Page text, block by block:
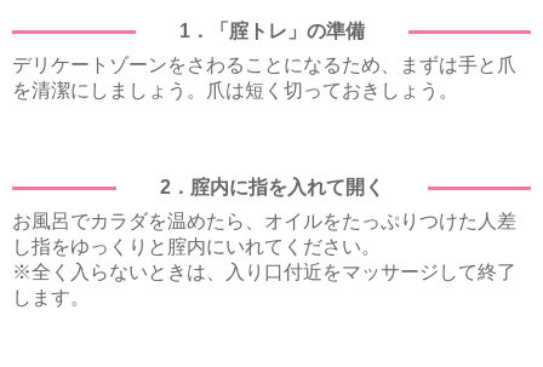
1．「腟トレ」の準備
デリケートゾーンをさわることになるため、まずは手と爪
を清潔にしましょう。爪は短く切っておきしょう。
2．腟内に指を入れて開く
お風呂でカラダを温めたら、オイルをたっぷりつけた人差
し指をゆっくりと腟内にいれてください。
※全く入らないときは、入り口付近をマッサージして終了
します。